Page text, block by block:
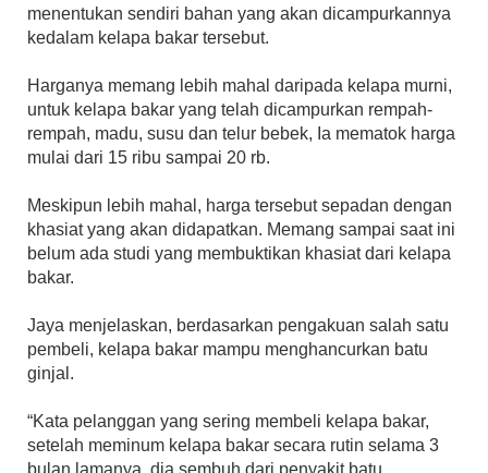
menentukan sendiri bahan yang akan dicampurkannya
kedalam kelapa bakar tersebut.
Harganya memang lebih mahal daripada kelapa murni,
untuk kelapa bakar yang telah dicampurkan rempah-
rempah, madu, susu dan telur bebek, Ia mematok harga
mulai dari 15 ribu sampai 20 rb.
Meskipun lebih mahal, harga tersebut sepadan dengan
khasiat yang akan didapatkan. Memang sampai saat ini
belum ada studi yang membuktikan khasiat dari kelapa
bakar.
Jaya menjelaskan, berdasarkan pengakuan salah satu
pembeli, kelapa bakar mampu menghancurkan batu
ginjal.
“Kata pelanggan yang sering membeli kelapa bakar,
setelah meminum kelapa bakar secara rutin selama 3
bulan lamanya, dia sembuh dari penyakit batu